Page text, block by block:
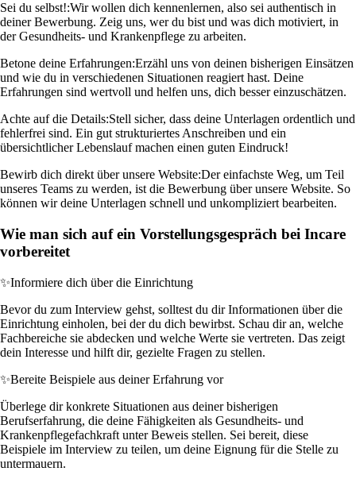
Sei du selbst!:Wir wollen dich kennenlernen, also sei authentisch in
deiner Bewerbung. Zeig uns, wer du bist und was dich motiviert, in
der Gesundheits- und Krankenpflege zu arbeiten.
Betone deine Erfahrungen:Erzähl uns von deinen bisherigen Einsätzen
und wie du in verschiedenen Situationen reagiert hast. Deine
Erfahrungen sind wertvoll und helfen uns, dich besser einzuschätzen.
Achte auf die Details:Stell sicher, dass deine Unterlagen ordentlich und
fehlerfrei sind. Ein gut strukturiertes Anschreiben und ein
übersichtlicher Lebenslauf machen einen guten Eindruck!
Bewirb dich direkt über unsere Website:Der einfachste Weg, um Teil
unseres Teams zu werden, ist die Bewerbung über unsere Website. So
können wir deine Unterlagen schnell und unkompliziert bearbeiten.
Wie man sich auf ein Vorstellungsgespräch bei Incare
vorbereitet
✨Informiere dich über die Einrichtung
Bevor du zum Interview gehst, solltest du dir Informationen über die
Einrichtung einholen, bei der du dich bewirbst. Schau dir an, welche
Fachbereiche sie abdecken und welche Werte sie vertreten. Das zeigt
dein Interesse und hilft dir, gezielte Fragen zu stellen.
✨Bereite Beispiele aus deiner Erfahrung vor
Überlege dir konkrete Situationen aus deiner bisherigen
Berufserfahrung, die deine Fähigkeiten als Gesundheits- und
Krankenpflegefachkraft unter Beweis stellen. Sei bereit, diese
Beispiele im Interview zu teilen, um deine Eignung für die Stelle zu
untermauern.